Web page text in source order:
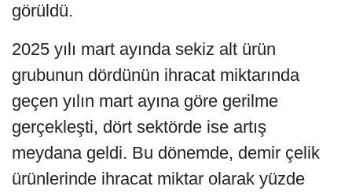
görüldü.
2025 yılı mart ayında sekiz alt ürün
grubunun dördünün ihracat miktarında
geçen yılın mart ayına göre gerilme
gerçekleşti, dört sektörde ise artış
meydana geldi. Bu dönemde, demir çelik
ürünlerinde ihracat miktar olarak yüzde